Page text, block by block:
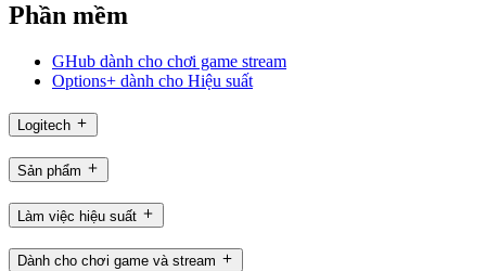
Phần mềm
GHub dành cho chơi game stream
Options+ dành cho Hiệu suất
Logitech
Sản phẩm
Làm việc hiệu suất
Dành cho chơi game và stream